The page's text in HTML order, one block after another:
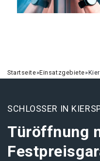
Startseite»Einsatzgebiete»
SCHLOSSER IN
Türöffnung